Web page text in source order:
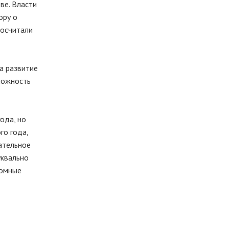
Власти
о
развитие
но
года,